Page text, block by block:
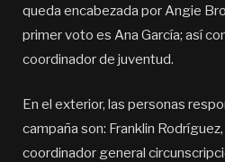
queda encabezada por Angie
primer voto es Ana García; así
coordinador de juventud.
En el exterior, las personas
campaña son: Franklin
coordinador general